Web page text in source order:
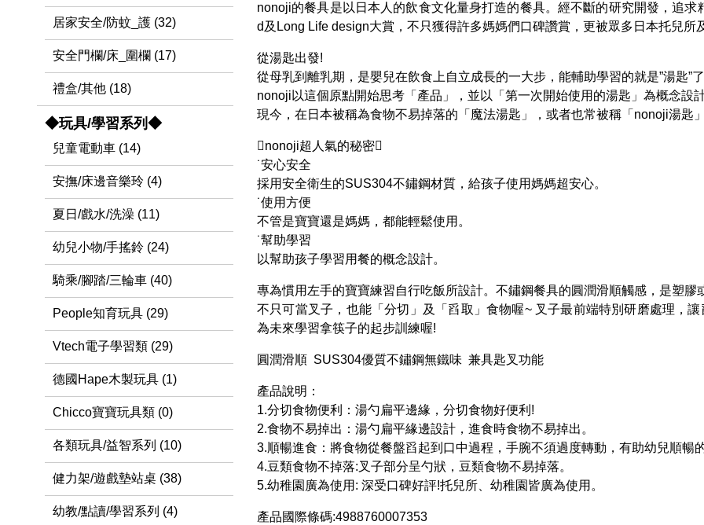
nonoji的餐具是以日本人的飲食文化量身打造的餐具。經不斷的研究開發，追
d及Long Life design大賞，不只獲得許多媽媽們口碑讚賞，更被眾多日本托兒所
從湯匙出發!
從母乳到離乳期，是嬰兒在飲食上自立成長的一大步，能輔助學習的就是”湯匙”了
nonoji以這個原點開始思考「產品」，並以「第一次開始使用的湯匙」為概念設計
現今，在日本被稱為食物不易掉落的「魔法湯匙」，或者也常被稱「nonoji湯匙
nonoji超人氣的秘密
˙安心安全
採用安全衛生的SUS304不鏽鋼材質，給孩子使用媽媽超安心。
˙使用方便
不管是寶寶還是媽媽，都能輕鬆使用。
˙幫助學習
以幫助孩子學習用餐的概念設計。
專為慣用左手的寶寶練習自行吃飯所設計。不鏽鋼餐具的圓潤滑順觸感，是塑膠
不只可當叉子，也能「分切」及「舀取」食物喔~ 叉子最前端特別研磨處理，
為未來學習拿筷子的起步訓練喔!
圓潤滑順 SUS304優質不鏽鋼無鐵味 兼具匙叉功能
產品說明：
1.分切食物便利：湯勺扁平邊緣，分切食物好便利!
2.食物不易掉出：湯勺扁平緣邊設計，進食時食物不易掉出。
3.順暢進食：將食物從餐盤舀起到口中過程，手腕不須過度轉動，有助幼兒順暢的
4.豆類食物不掉落:叉子部分呈勺狀，豆類食物不易掉落。
5.幼稚園廣為使用: 深受口碑好評!托兒所、幼稚園皆廣為使用。
產品國際條碼:4988760007353
居家安全/防蚊_護 (32)
安全門欄/床_圍欄 (17)
禮盒/其他 (18)
◆玩具/學習系列◆
兒童電動車 (14)
安撫/床邊音樂玲 (4)
夏日/戲水/洗澡 (11)
幼兒小物/手搖鈴 (24)
騎乘/腳踏/三輪車 (40)
People知育玩具 (29)
Vtech電子學習類 (29)
德國Hape木製玩具 (1)
Chicco寶寶玩具類 (0)
各類玩具/益智系列 (10)
健力架/遊戲墊站桌 (38)
幼教/點讀/學習系列 (4)